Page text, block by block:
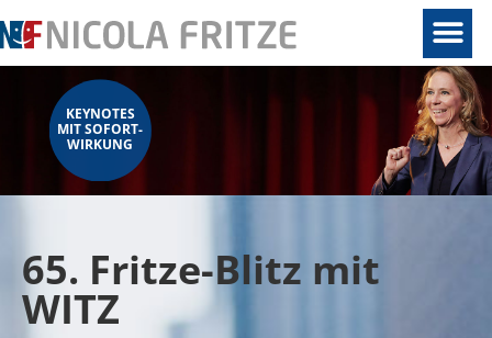
KEYNOTES
MIT SOFORT-
WIRKUNG
65. Fritze-Blitz mit
WITZ